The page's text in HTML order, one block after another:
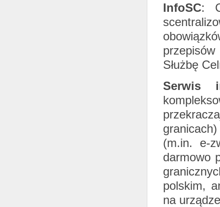
InfoSC:
Służbę
Serwis
(m.in. e-
darmowo
polskim,
na